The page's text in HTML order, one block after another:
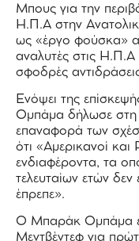
Μπους για την
Η.Π.Α στην
ως «έργο φούσκα»
αναλυτές στις Η.Π.Α
σφοδρές
Ενόψει της
Ομπάμα δήλωσε στη
επαναφορά των
ότι «Αμερικανοί
ενδιαφέροντα, τα
τελευταίων ετών
έπρεπε».
Ο Μπαράκ Ομπάμα
Μεντβέντεφ για